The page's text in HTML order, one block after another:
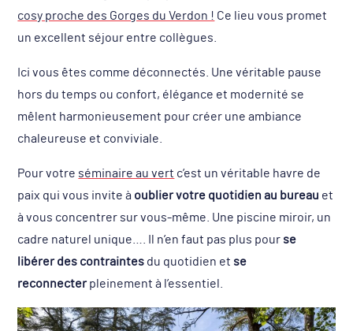
cosy proche des Gorges du Verdon ! Ce lieu vous promet
un excellent séjour entre collègues.
Ici vous êtes comme déconnectés. Une véritable pause
hors du temps ou confort, élégance et modernité se
mêlent harmonieusement pour créer une ambiance
chaleureuse et conviviale.
Pour votre séminaire au vert c’est un véritable havre de
paix qui vous invite à oublier votre quotidien au bureau et
à vous concentrer sur vous-même. Une piscine miroir, un
cadre naturel unique…. Il n’en faut pas plus pour se
libérer des contraintes du quotidien et se
reconnecter pleinement à l’essentiel.